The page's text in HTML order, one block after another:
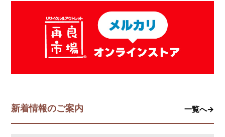
新着情報のご案内 一覧へ→